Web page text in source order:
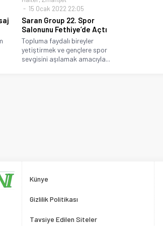
15 Ocak 2022 22:05
Saran Group 22. Spor
Salonunu Fethiye’de Açtı
Topluma faydalı bireyler
yetiştirmek ve gençlere spor
sevgisini aşılamak amacıyla...
Künye
Gizlilik Politikası
Tavsiye Edilen Siteler